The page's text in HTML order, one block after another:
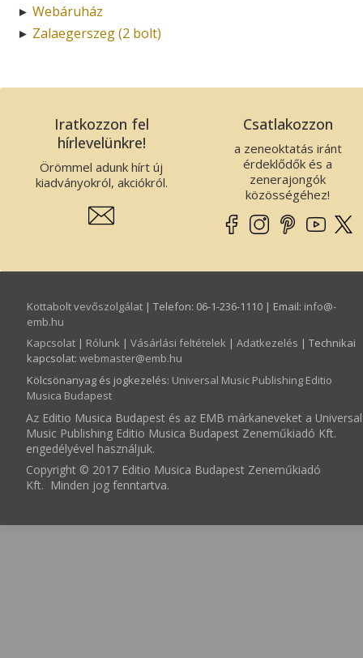
► Webáruház
► Zalaegerszeg (2 bolt)
Iratkozzon fel
hírlevelünkre!
Örömmel adunk hírt új
kiadványokról, akciókról.
Csatlakozzon
a zeneoktatás iránt
érdeklődők és a
zenerajongók
közösségéhez!
Kottabolt vevőszolgálat | Telefon: 06-1-236-1110 | Email: info­@­
emb.hu
Kapcsolat | Rólunk | Vásárlási feltételek | Adatkezelés | Technikai
kapcsolat: webmaster­@­emb.hu
Kölcsönanyag és jogkezelés: Universal Music Publishing Editio
Musica Budapest
Az Editio Musica Budapest és az EMB márkaneveket a Universal
Music Publishing Editio Musica Budapest Zeneműkiadó Kft.
engedélyével használjuk.
Copyright © 2017 Editio Musica Budapest Zeneműkiadó
Kft. Minden jog fenntartva.